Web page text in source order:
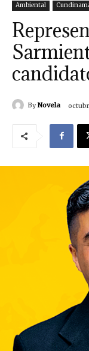
Ambiental
By Novela